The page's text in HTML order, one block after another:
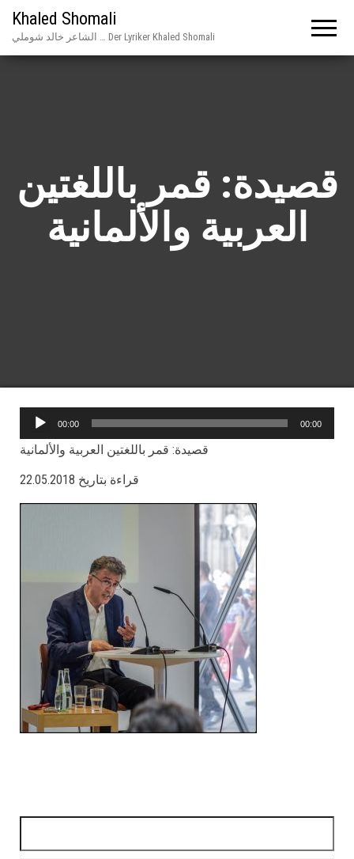
Khaled Shomali
الشاعر خالد شوملي … Der Lyriker Khaled Shomali
قصيدة: قمر باللغتين
العربية والألمانية
Audio-
Player
00:00 00:00
قصيدة: قمر باللغتين العربية والألمانية
قراءة بتاريخ 22.05.2018